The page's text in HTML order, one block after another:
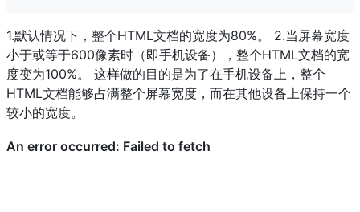
1.默认情况下，整个HTML文档的宽度为80%。 2.当屏幕宽度
小于或等于600像素时（即手机设备），整个HTML文档的宽
度变为100%。 这样做的目的是为了在手机设备上，整个
HTML文档能够占满整个屏幕宽度，而在其他设备上保持一个
较小的宽度。